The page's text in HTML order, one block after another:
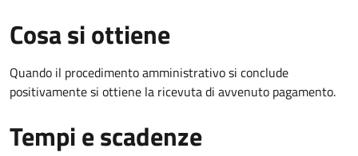
Cosa si ottiene
Quando il procedimento amministrativo si conclude
positivamente si ottiene la ricevuta di avvenuto pagamento.
Tempi e scadenze